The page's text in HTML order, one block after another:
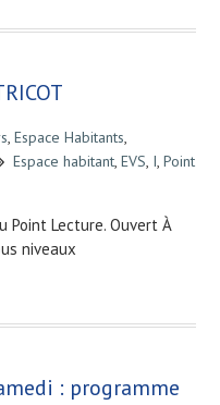
, Espace Habitants,
Espace habitant, EVS, I, Point
Point Lecture. Ouvert À
niveaux
: programme